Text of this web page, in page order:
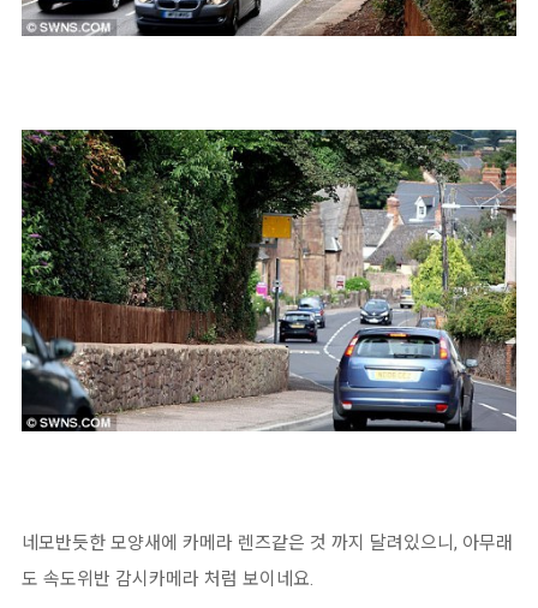
네모반듯한 모양새에 카메라 렌즈같은 것 까지 달려있으니, 아무래
도 속도위반 감시카메라 처럼 보이네요.